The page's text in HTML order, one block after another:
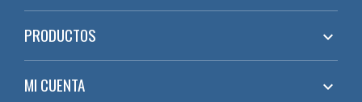
PRODUCTOS 
MI CUENTA 